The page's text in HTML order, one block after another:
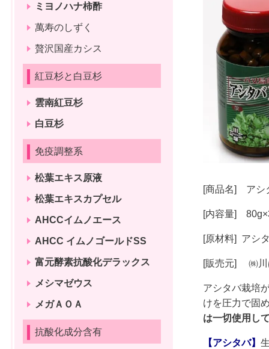
[商品名] アシ
[内容量]
[原材料] アシ
[販売元] ㈱川
アシタバ栽培
けを圧力で固
は一切使用し
【アシタバ】
ミヨノハナ柿酢
萬寿のしずく
贅沢国産カシス
紅豆杉と白豆杉
雲南紅豆杉
白豆杉
免疫調整系
松葉エキス原液
松葉エキスカプセル
AHCCイムノエース
AHCC イムノゴールドSS
富元酵素抗酸化デラックス
メシマゼウス
メガＡＯＡ
抗酸化成分含有